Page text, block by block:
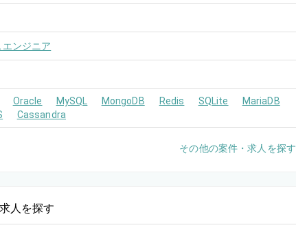
ンジニア
Oracle MySQL MongoDB Redis SQLite
MariaDB
Cassandra
その他の案件・求人を探す
人を探す